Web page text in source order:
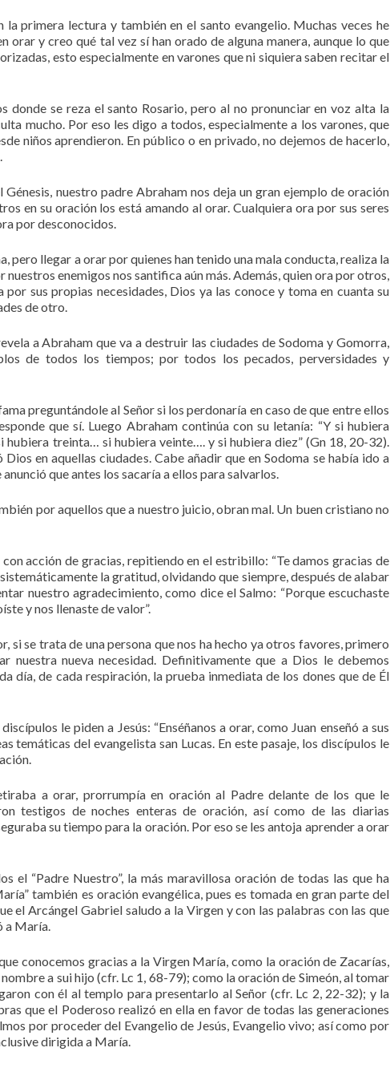
primera lectura y también en el santo evangelio. Muchas veces he
orar y creo qué tal vez sí han orado de alguna manera, aunque lo que
esto especialmente en varones que ni siquiera saben recitar el
donde se reza el santo Rosario, pero al no pronunciar en voz alta la
mucho. Por eso les digo a todos, especialmente a los varones, que
niños aprendieron. En público o en privado, no dejemos de hacerlo,
nuestro padre Abraham nos deja un gran ejemplo de oración
en su oración los está amando al orar. Cualquiera ora por sus seres
por desconocidos.
pero llegar a orar por quienes han tenido una mala conducta, realiza la
enemigos nos santifica aún más. Además, quien ora por otros,
sus propias necesidades, Dios ya las conoce y toma en cuanta su
de otro.
a Abraham que va a destruir las ciudades de Sodoma y Gomorra,
de todos los tiempos; por todos los pecados, perversidades y
preguntándole al Señor si los perdonaría en caso de que entre ellos
que sí. Luego Abraham continúa con su letanía: “Y si hubiera
treinta… si hubiera veinte…. y si hubiera diez” (Gn 18, 20-32).
en aquellas ciudades. Cabe añadir que en Sodoma se había ido a
que antes los sacaría a ellos para salvarlos.
por aquellos que a nuestro juicio, obran mal. Un buen cristiano no
acción de gracias, repitiendo en el estribillo: “Te damos gracias de
la gratitud, olvidando que siempre, después de alabar
nuestro agradecimiento, como dice el Salmo: “Porque escuchaste
y nos llenaste de valor”.
si se trata de una persona que nos ha hecho ya otros favores, primero
nuestra nueva necesidad. Definitivamente que a Dios le debemos
día, de cada respiración, la prueba inmediata de los dones que de Él
le piden a Jesús: “Enséñanos a orar, como Juan enseñó a sus
temáticas del evangelista san Lucas. En este pasaje, los discípulos le
a orar, prorrumpía en oración al Padre delante de los que le
testigos de noches enteras de oración, así como de las diarias
su tiempo para la oración. Por eso se les antoja aprender a orar
el “Padre Nuestro”, la más maravillosa oración de todas las que ha
también es oración evangélica, pues es tomada en gran parte del
el Arcángel Gabriel saludo a la Virgen y con las palabras con las que
a María.
conocemos gracias a la Virgen María, como la oración de Zacarías,
a sui hijo (cfr. Lc 1, 68-79); como la oración de Simeón, al tomar
con él al templo para presentarlo al Señor (cfr. Lc 2, 22-32); y la
que el Poderoso realizó en ella en favor de todas las generaciones
por proceder del Evangelio de Jesús, Evangelio vivo; así como por
dirigida a María.